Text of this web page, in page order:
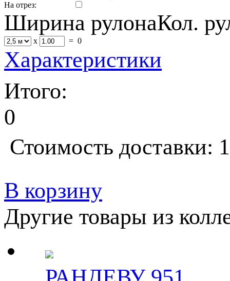
На отрез:
Ширина рулонаКол.
x = 0
Характеристики
Итого:
0
Стоимость
В корзину
Другие товары из